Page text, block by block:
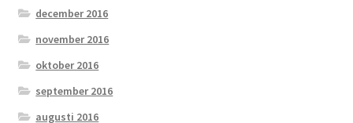
december 2016
november 2016
oktober 2016
september 2016
augusti 2016